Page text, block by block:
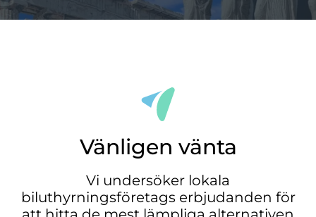
Vänligen vänta
Vi undersöker lokala
biluthyrningsföretags erbjudanden för